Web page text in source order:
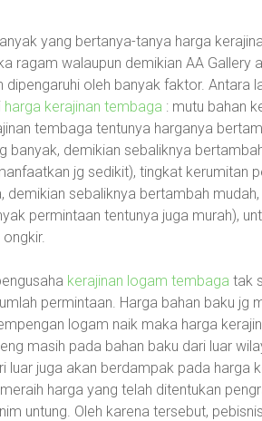
yang bertanya-tanya harga
ragam walaupun demikian AA Gallery
dipengaruhi oleh banyak faktor. Antara
harga kerajinan tembaga : mutu bahan
tembaga tentunya harganya
banyak, demikian sebaliknya
jg sedikit), tingkat kerumitan
demikian sebaliknya bertambah
permintaan tentunya juga murah),
kerajinan logam tembaga tak
permintaan. Harga bahan baku jg
logam naik maka harga
masih pada bahan baku dari luar
luar juga akan berdampak pada harga
harga yang telah ditentukan
untung. Oleh karena tersebut,